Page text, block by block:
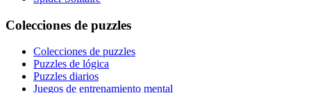
Colecciones de puzzles
Colecciones de puzzles
Puzzles de lógica
Puzzles diarios
Juegos de entrenamiento mental